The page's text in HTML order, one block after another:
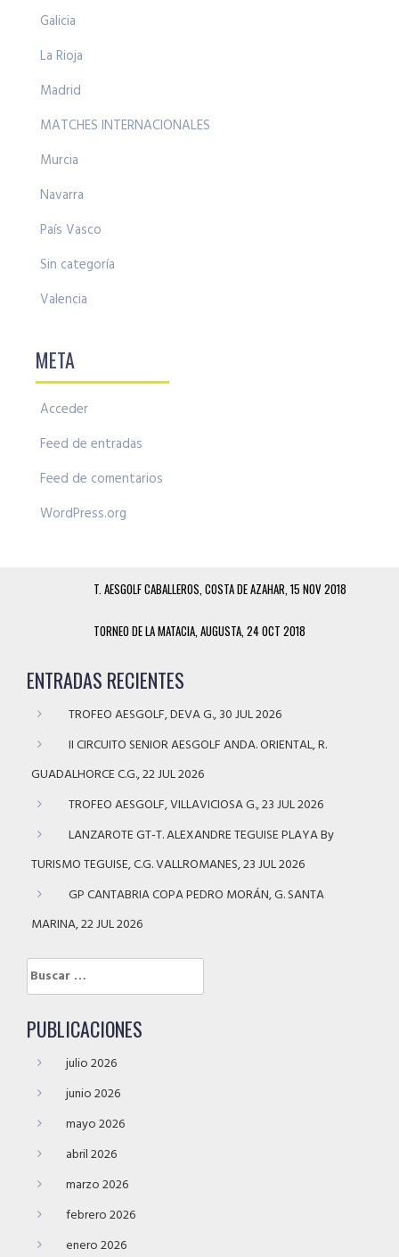
Galicia
La Rioja
Madrid
MATCHES INTERNACIONALES
Murcia
Navarra
País Vasco
Sin categoría
Valencia
META
Acceder
Feed de entradas
Feed de comentarios
WordPress.org
T. AESGOLF CABALLEROS, COSTA DE AZAHAR, 15 NOV 2018
TORNEO DE LA MATACIA, AUGUSTA, 24 OCT 2018
ENTRADAS RECIENTES
TROFEO AESGOLF, DEVA G., 30 JUL 2026
II CIRCUITO SENIOR AESGOLF ANDA. ORIENTAL, R.
GUADALHORCE C.G., 22 JUL 2026
TROFEO AESGOLF, VILLAVICIOSA G., 23 JUL 2026
LANZAROTE GT-T. ALEXANDRE TEGUISE PLAYA By
TURISMO TEGUISE, C.G. VALLROMANES, 23 JUL 2026
GP CANTABRIA COPA PEDRO MORÁN, G. SANTA
MARINA, 22 JUL 2026
Buscar:
PUBLICACIONES
julio 2026
junio 2026
mayo 2026
abril 2026
marzo 2026
febrero 2026
enero 2026